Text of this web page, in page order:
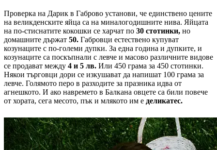
Проверка на Дарик в Габрово установи, че единствено цените
на великденските яйца са на миналогодишните нива. Яйцата
на по-стиснатите кокошки се харчат по 30 стотинки, но
домашните държат 50. Габровци естествено купуват
козунаците с по-големи дупки. За една година и дупките, и
козунаците са поскъпнали с левче и масово различните видове
се продават между 4 и 5 лв. Или 450 грама за 450 стотинки.
Някои търговци дори се изкушават да напишат 100 грама за
левче. Голямото перо в разходите за празника идва от
агнешкото. И ако навремето в Балкана овцете са били повече
от хората, сега месото, пък и млякото им е деликатес.